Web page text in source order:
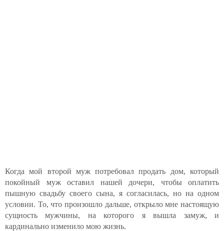
Когда мой второй муж потребовал продать дом, который
покойный муж оставил нашей дочери, чтобы оплатить
пышную свадьбу своего сына, я согласилась, но на одном
условии. То, что произошло дальше, открыло мне настоящую
сущность мужчины, на которого я вышла замуж, и
кардинально изменило мою жизнь.